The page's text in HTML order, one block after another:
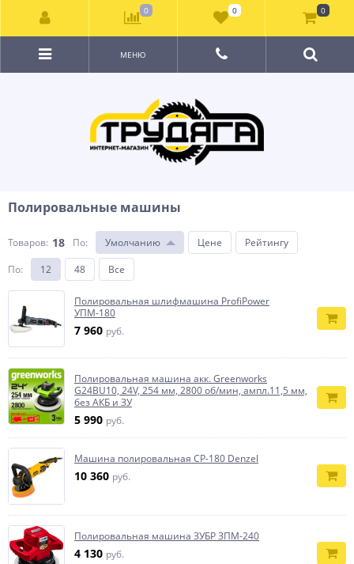
МЕНЮ
Полировальные машины
Товаров: 18 По: Умолчанию Цене
Рейтингу
По: 12 48 Все
Полировальная шлифмашина ProfiPower
УПМ-180
7 960 руб.
Полировальная машина акк. Greenworks
G24BU10, 24V, 254 мм, 2800 об/мин, ампл.11,5 мм,
без АКБ и ЗУ
5 990 руб.
Машина полировальная CP-180 Denzel
10 360 руб.
Полировальная машина ЗУБР ЗПМ-240
4 130 руб.
0 0 0